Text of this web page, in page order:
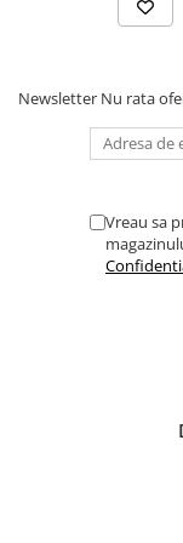
pentru
lustruind
strălucirea.
compuși de
suprafață
Toate pad-
- pentru
- dimensiuni:
Newsletter Nu rata
Vreau sa